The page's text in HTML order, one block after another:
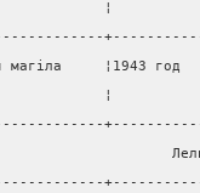
¦
магiла     ¦1943
¦